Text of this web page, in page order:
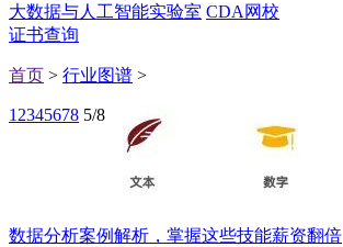
大数据与人工智能实验室 CDA网校
证书查询
首页 > 行业图谱 >
1 2345678 5/8
数据分析案例解析，掌握这些技能薪资翻倍